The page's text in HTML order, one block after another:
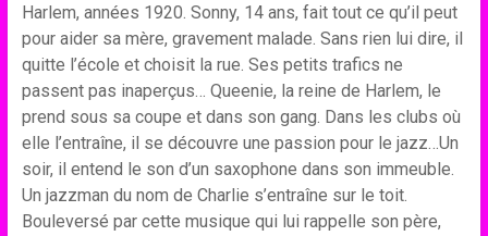
Harlem, années 1920. Sonny, 14 ans, fait tout ce qu’il peut
pour aider sa mère, gravement malade. Sans rien lui dire, il
quitte l’école et choisit la rue. Ses petits trafics ne
passent pas inaperçus… Queenie, la reine de Harlem, le
prend sous sa coupe et dans son gang. Dans les clubs où
elle l’entraîne, il se découvre une passion pour le jazz…Un
soir, il entend le son d’un saxophone dans son immeuble.
Un jazzman du nom de Charlie s’entraîne sur le toit.
Bouleversé par cette musique qui lui rappelle son père,